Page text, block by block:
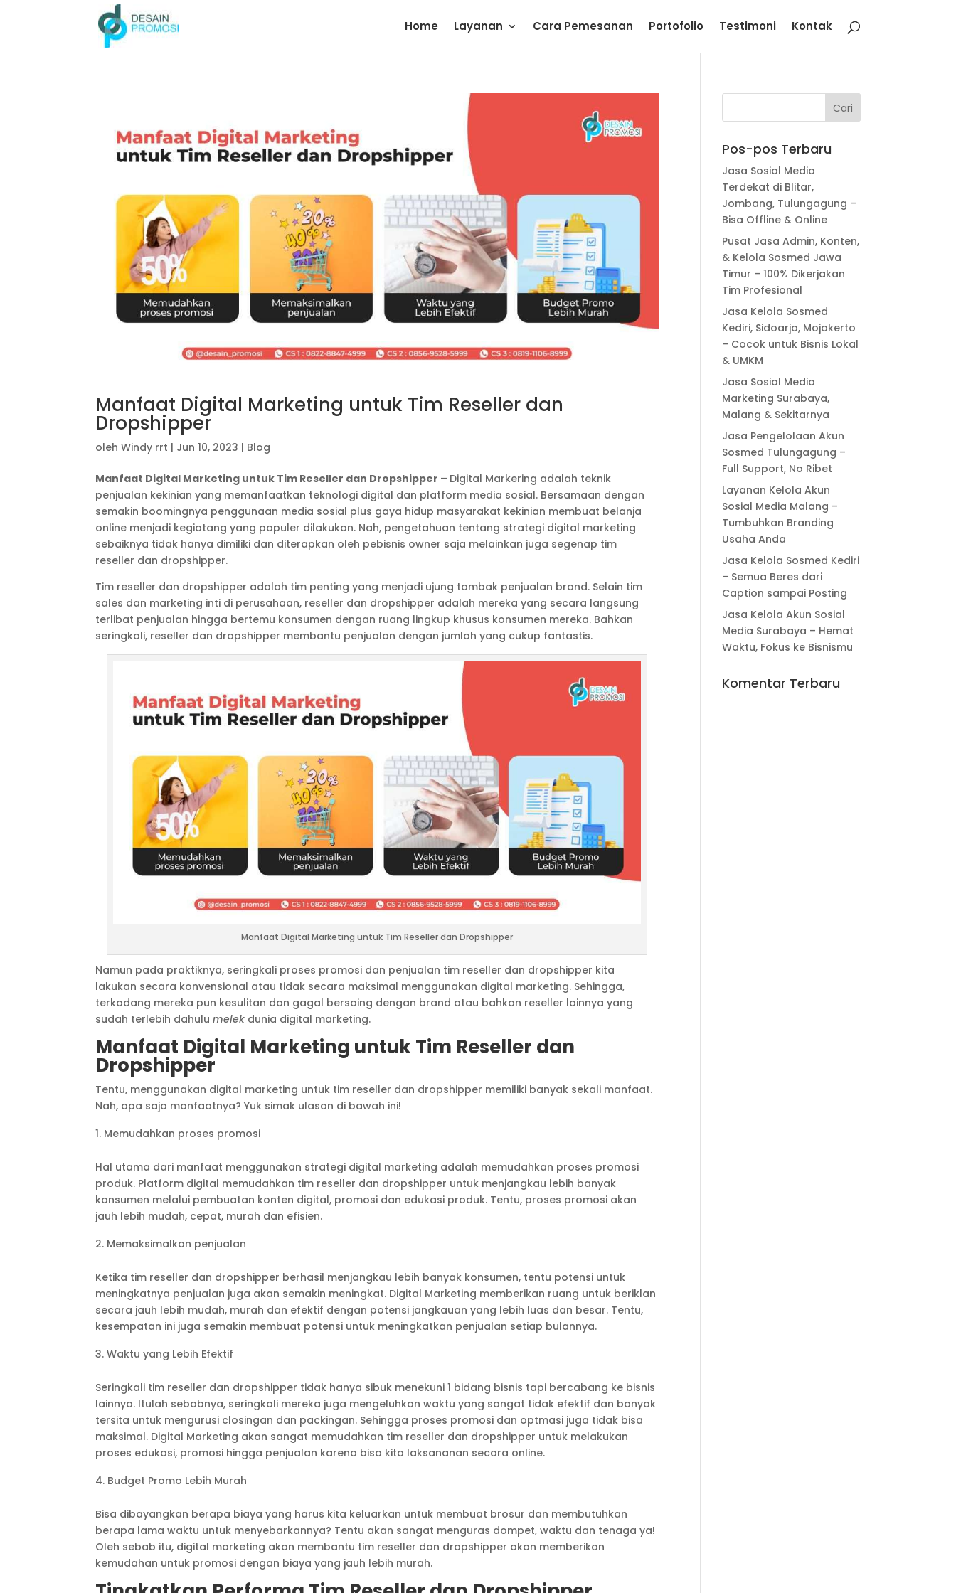
Home Layanan Cara Pemesanan Portofolio Testimoni Kontak
Manfaat Digital Marketing untuk Tim Reseller dan
Dropshipper
olehWindy rrt | Jun 10, 2023 | Blog
Manfaat Digital Marketing untuk Tim Reseller dan Dropshipper – Digital Markering adalah teknik
penjualan kekinian yang memanfaatkan teknologi digital dan platform media sosial. Bersamaan dengan
semakin boomingnya penggunaan media sosial plus gaya hidup masyarakat kekinian membuat belanja
online menjadi kegiatang yang populer dilakukan. Nah, pengetahuan tentang strategi digital marketing
sebaiknya tidak hanya dimiliki dan diterapkan oleh pebisnis owner saja melainkan juga segenap tim
reseller dan dropshipper.
Tim reseller dan dropshipper adalah tim penting yang menjadi ujung tombak penjualan brand. Selain tim
sales dan marketing inti di perusahaan, reseller dan dropshipper adalah mereka yang secara langsung
terlibat penjualan hingga bertemu konsumen dengan ruang lingkup khusus konsumen mereka. Bahkan
seringkali, reseller dan dropshipper membantu penjualan dengan jumlah yang cukup fantastis.
Manfaat Digital Marketing untuk Tim Reseller dan Dropshipper
Namun pada praktiknya, seringkali proses promosi dan penjualan tim reseller dan dropshipper kita
lakukan secara konvensional atau tidak secara maksimal menggunakan digital marketing. Sehingga,
terkadang mereka pun kesulitan dan gagal bersaing dengan brand atau bahkan reseller lainnya yang
sudah terlebih dahulumelek dunia digital marketing.
Manfaat Digital Marketing untuk Tim Reseller dan
Dropshipper
Tentu, menggunakan digital marketing untuk tim reseller dan dropshipper memiliki banyak sekali manfaat.
Nah, apa saja manfaatnya? Yuk simak ulasan di bawah ini!
Memudahkan proses promosi
Hal utama dari manfaat menggunakan strategi digital marketing adalah memudahkan proses promosi
produk. Platform digital memudahkan tim reseller dan dropshipper untuk menjangkau lebih banyak
konsumen melalui pembuatan konten digital, promosi dan edukasi produk. Tentu, proses promosi akan
jauh lebih mudah, cepat, murah dan efisien.
Memaksimalkan penjualan
Ketika tim reseller dan dropshipper berhasil menjangkau lebih banyak konsumen, tentu potensi untuk
meningkatnya penjualan juga akan semakin meningkat. Digital Marketing memberikan ruang untuk beriklan
secara jauh lebih mudah, murah dan efektif dengan potensi jangkauan yang lebih luas dan besar. Tentu,
kesempatan ini juga semakin membuat potensi untuk meningkatkan penjualan setiap bulannya.
Waktu yang Lebih Efektif
Seringkali tim reseller dan dropshipper tidak hanya sibuk menekuni 1 bidang bisnis tapi bercabang ke bisnis
lainnya. Itulah sebabnya, seringkali mereka juga mengeluhkan waktu yang sangat tidak efektif dan banyak
tersita untuk mengurusi closingan dan packingan. Sehingga proses promosi dan optmasi juga tidak bisa
maksimal. Digital Marketing akan sangat memudahkan tim reseller dan dropshipper untuk melakukan
proses edukasi, promosi hingga penjualan karena bisa kita laksananan secara online.
Budget Promo Lebih Murah
Bisa dibayangkan berapa biaya yang harus kita keluarkan untuk membuat brosur dan membutuhkan
berapa lama waktu untuk menyebarkannya? Tentu akan sangat menguras dompet, waktu dan tenaga ya!
Oleh sebab itu, digital marketing akan membantu tim reseller dan dropshipper akan memberikan
kemudahan untuk promosi dengan biaya yang jauh lebih murah.
Pos-pos Terbaru
Jasa Sosial Media
Terdekat di Blitar,
Jombang, Tulungagung –
Bisa Offline & Online
Pusat Jasa Admin, Konten,
& Kelola Sosmed Jawa
Timur – 100% Dikerjakan
Tim Profesional
Jasa Kelola Sosmed
Kediri, Sidoarjo, Mojokerto
– Cocok untuk Bisnis Lokal
& UMKM
Jasa Sosial Media
Marketing Surabaya,
Malang & Sekitarnya
Jasa Pengelolaan Akun
Sosmed Tulungagung –
Full Support, No Ribet
Layanan Kelola Akun
Sosial Media Malang –
Tumbuhkan Branding
Usaha Anda
Jasa Kelola Sosmed Kediri
– Semua Beres dari
Caption sampai Posting
Jasa Kelola Akun Sosial
Media Surabaya – Hemat
Waktu, Fokus ke Bisnismu
Komentar Terbaru